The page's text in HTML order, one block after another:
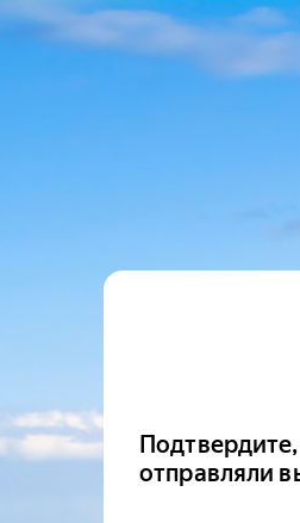
отправляли